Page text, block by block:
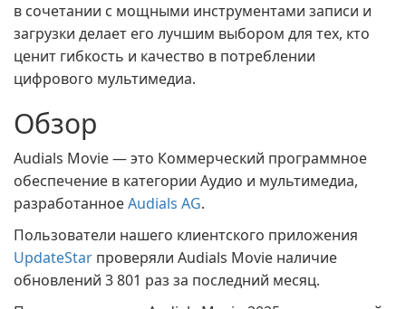
в сочетании с мощными инструментами записи и
загрузки делает его лучшим выбором для тех, кто
ценит гибкость и качество в потреблении
цифрового мультимедиа.
Обзор
Audials Movie — это Коммерческий программное
обеспечение в категории Аудио и мультимедиа,
разработанноеAudials AG.
Пользователи нашего клиентского приложения
UpdateStar проверяли Audials Movie наличие
обновлений 3 801 раз за последний месяц.